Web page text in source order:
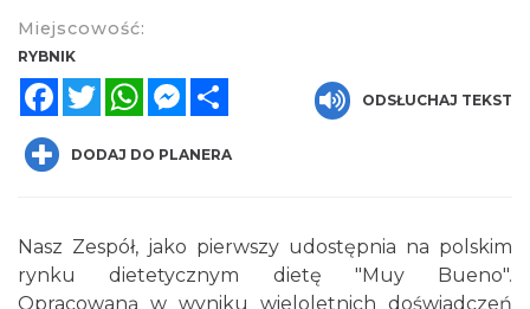
Miejscowość:
RYBNIK
FacebookTwitterWhatsAppMessenger
ODSŁUCHAJ TEKST
DODAJ DO PLANERA
Nasz Zespół, jako pierwszy udostępnia na polskim
rynku dietetycznym dietę "Muy Bueno".
Opracowaną w wyniku wieloletnich doświadczeń